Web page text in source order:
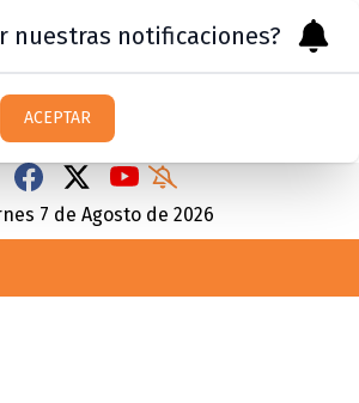
7 de Agosto de 2026
nuestras notificaciones?
ACEPTAR